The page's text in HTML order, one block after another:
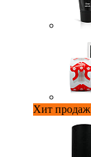
Хит продаж